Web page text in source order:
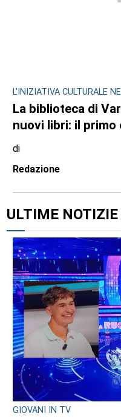
L'INIZIATIVA CULTURALE
La biblioteca di
nuovi libri: il
di
Redazione
ULTIME NOTIZIE
GIOVANI IN TV